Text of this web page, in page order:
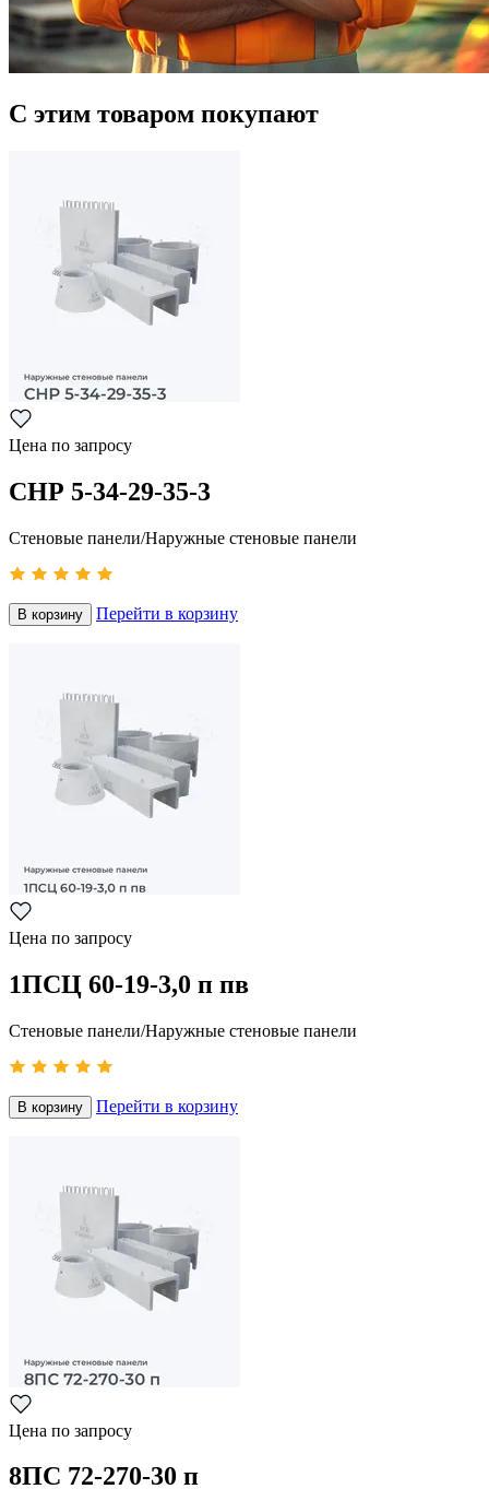
С этим товаром покупают
Цена по запросу
СНР 5-34-29-35-3
Стеновые панели/Наружные стеновые панели
В корзину Перейти в корзину
Цена по запросу
1ПСЦ 60-19-3,0 п пв
Стеновые панели/Наружные стеновые панели
В корзину Перейти в корзину
Цена по запросу
8ПС 72-270-30 п